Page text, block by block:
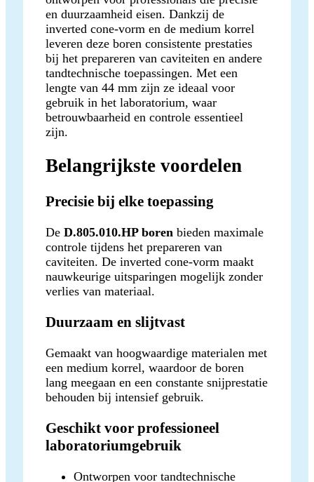
en duurzaamheid eisen. Dankzij de
inverted cone-vorm en de medium korrel
leveren deze boren consistente prestaties
bij het prepareren van caviteiten en andere
tandtechnische toepassingen. Met een
lengte van 44 mm zijn ze ideaal voor
gebruik in het laboratorium, waar
betrouwbaarheid en controle essentieel
zijn.
Belangrijkste voordelen
Precisie bij elke toepassing
De D.805.010.HP boren bieden maximale
controle tijdens het prepareren van
caviteiten. De inverted cone-vorm maakt
nauwkeurige uitsparingen mogelijk zonder
verlies van materiaal.
Duurzaam en slijtvast
Gemaakt van hoogwaardige materialen met
een medium korrel, waardoor de boren
lang meegaan en een constante snijprestatie
behouden bij intensief gebruik.
Geschikt voor professioneel
laboratoriumgebruik
Ontworpen voor tandtechnische